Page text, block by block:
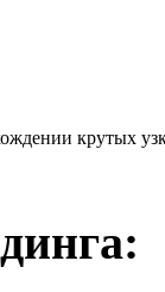
крутых